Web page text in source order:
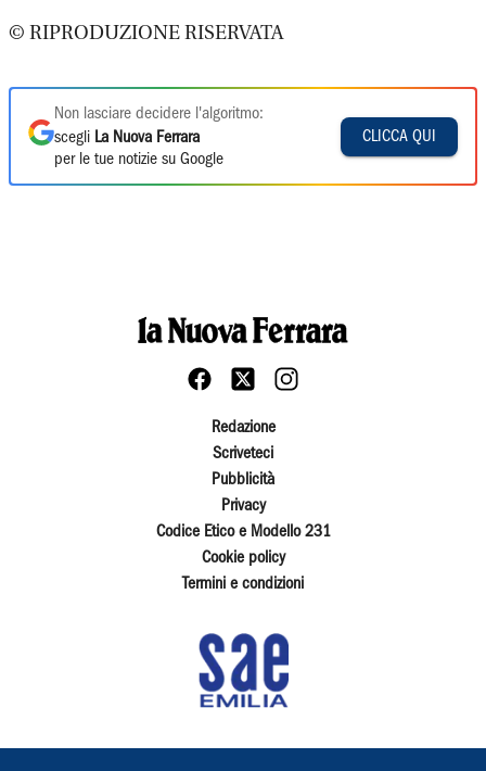
© RIPRODUZIONE RISERVATA
Non lasciare decidere l'algoritmo:
scegli La Nuova Ferrara
per le tue notizie su Google
CLICCA QUI
Redazione
Scriveteci
Pubblicità
Privacy
Codice Etico e Modello 231
Cookie policy
Termini e condizioni